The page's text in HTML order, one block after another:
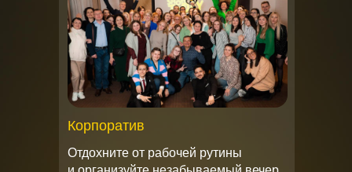
Корпоратив
Отдохните от рабочей рутины